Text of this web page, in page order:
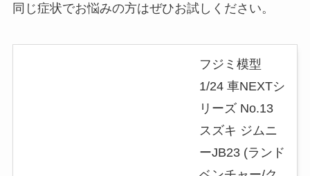
同じ症状でお悩みの方はぜひお試しください。
フジミ模型
1/24 車NEXTシ
リーズ No.13
スズキ ジムニ
ーJB23 (ランド